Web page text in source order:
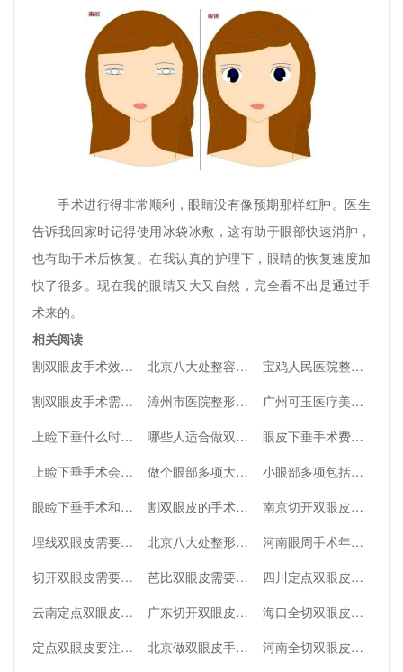
手术进行得非常顺利，眼睛没有像预期那样红肿。医生
告诉我回家时记得使用冰袋冰敷，这有助于眼部快速消肿，
也有助于术后恢复。在我认真的护理下，眼睛的恢复速度加
快了很多。现在我的眼睛又大又自然，完全看不出是通过手
术来的。
相关阅读
割双眼皮手术效果如何
北京八大处整容医院口碑好不好？医院详情介绍来了
宝鸡人民医院整形美容科割双眼皮效果怎么样？深入扒一扒
割双眼皮手术需要注意哪些问题
漳州市医院整形烧伤科双眼皮手术做的好不好
广州可玉医疗美容门诊部隆胸如何
上睑下垂什么时候矫正好？
哪些人适合做双眼皮手术？
眼皮下垂手术费用多少钱？
上睑下垂手术会变双眼皮吗？上睑下垂手术恢复期多久？
做个眼部多项大概多少钱？眼部整形多少钱？
小眼部多项包括什么？眼部多项整形手术主要有哪些？
眼睑下垂手术和割双眼皮是一样的吗？区别是什么？
割双眼皮的手术费用标？割双眼皮的手术费用标准
南京切开双眼皮多少钱(南京切开双眼皮多少钱啊)
埋线双眼皮需要注意什么
北京八大处整形医院怎么样，跟着我一块来看看吧
河南眼周手术年轻化有哪些价位的选择
切开双眼皮需要注意什么（切开双眼皮儿,得恢复多久,需要注意什么）
芭比双眼皮需要注意什么
四川定点双眼皮需要多少费用(四川定点双眼皮需要多少费用呢)
云南定点双眼皮需要多少费用(云南定点双眼皮需要多少费用呢)
广东切开双眼皮需要多少费用(广东切开双眼皮需要多少费用呢)
海口全切双眼皮需要多少费用(海口全切双眼皮需要多少费用呢)
定点双眼皮要注意哪些点
北京做双眼皮手术要多少钱(北京做双眼皮手术要多少钱费用)
河南全切双眼皮费用(河南割双眼皮多少钱)